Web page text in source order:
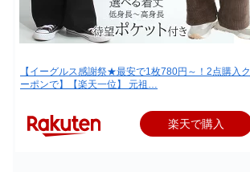
【イーグルス感謝祭★最安で1枚780円～！2点購入ク
ーポンで】【楽天一位】 元祖…
楽天で購入